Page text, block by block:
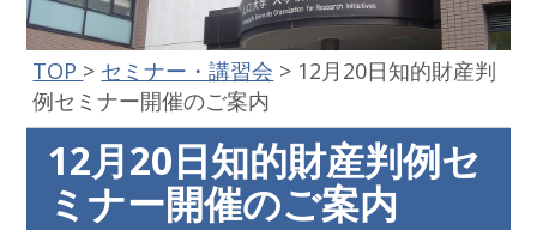
TOP > セミナー・講習会 > 12月20日知的財産判
例セミナー開催のご案内
12月20日知的財産判例セ
ミナー開催のご案内